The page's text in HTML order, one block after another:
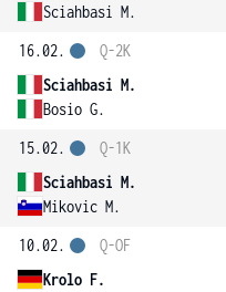
Sciahbasi M.
16.02.
Sciahbasi M.
Bosio G.
Q-2K
15.02.
Sciahbasi M.
Mikovic M.
Q-1K
10.02.
Krolo F.
Q-OF